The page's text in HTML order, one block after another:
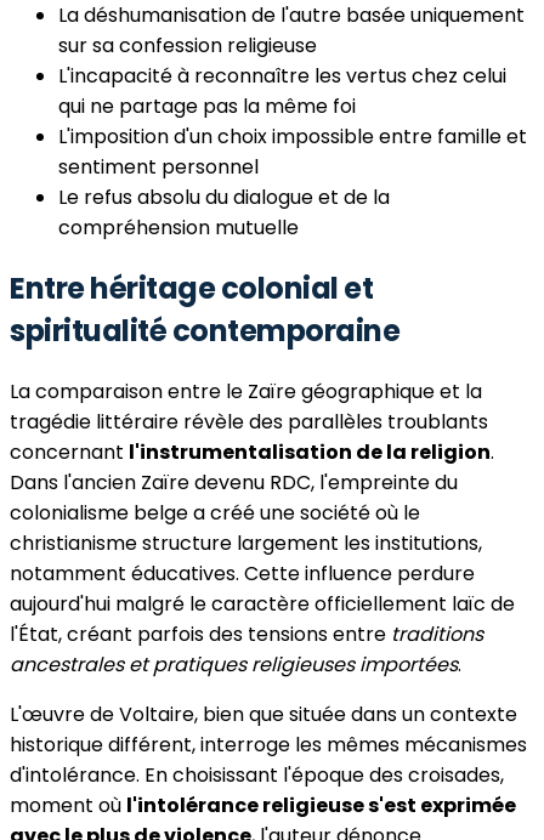
La déshumanisation de l'autre basée uniquement
sur sa confession religieuse
L'incapacité à reconnaître les vertus chez celui
qui ne partage pas la même foi
L'imposition d'un choix impossible entre famille et
sentiment personnel
Le refus absolu du dialogue et de la
compréhension mutuelle
Entre héritage colonial et
spiritualité contemporaine
La comparaison entre le Zaïre géographique et la
tragédie littéraire révèle des parallèles troublants
concernant l'instrumentalisation de la religion.
Dans l'ancien Zaïre devenu RDC, l'empreinte du
colonialisme belge a créé une société où le
christianisme structure largement les institutions,
notamment éducatives. Cette influence perdure
aujourd'hui malgré le caractère officiellement laïc de
l'État, créant parfois des tensions entre traditions
ancestrales et pratiques religieuses importées.
L'œuvre de Voltaire, bien que située dans un contexte
historique différent, interroge les mêmes mécanismes
d'intolérance. En choisissant l'époque des croisades,
moment où l'intolérance religieuse s'est exprimée